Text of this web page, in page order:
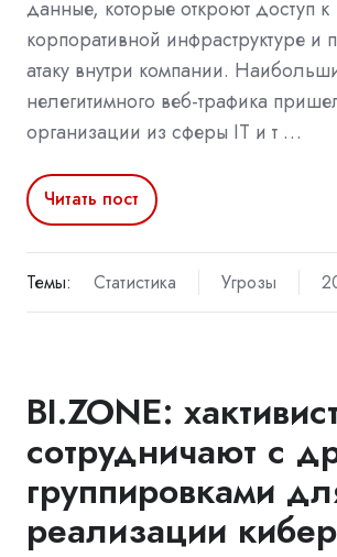
данные, которые откроют доступ к
корпоративной инфраструктуре и
атаку внутри компании.
нелегитимного веб-трафика
организации из сферы IT и т …
Читать пост
Темы: Статистика Угрозы
BI.ZONE:
сотрудничают с
группировками
реализации